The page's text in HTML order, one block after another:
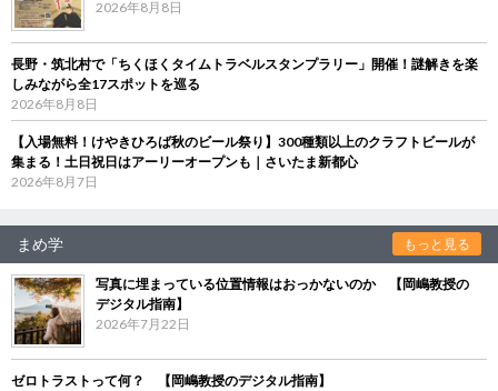
2026年8月8日
長野・筑北村で「ちくほくタイムトラベルスタンプラリー」開催！謎解きを楽
しみながら全17スポットを巡る
2026年8月8日
【入場無料！けやきひろば秋のビール祭り】300種類以上のクラフトビールが
集まる！土日祝日はアーリーオープンも｜さいたま新都心
2026年8月7日
まめ学 もっと見る
写真に埋まっている位置情報はおっかないのか 【岡嶋教授の
デジタル指南】
2026年7月22日
ゼロトラストって何？ 【岡嶋教授のデジタル指南】